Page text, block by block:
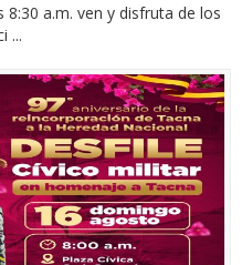
a.m. ven y disfruta de los
...